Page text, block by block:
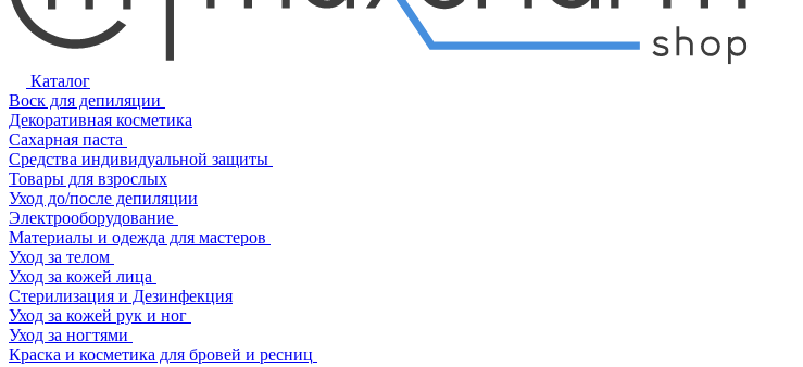
Каталог
Воск для депиляции
Декоративная косметика
Сахарная паста
Средства индивидуальной защиты
Товары для взрослых
Уход до/после депиляции
Электрооборудование
Материалы и одежда для мастеров
Уход за телом
Уход за кожей лица
Стерилизация и Дезинфекция
Уход за кожей рук и ног
Уход за ногтями
Краска и косметика для бровей и ресниц